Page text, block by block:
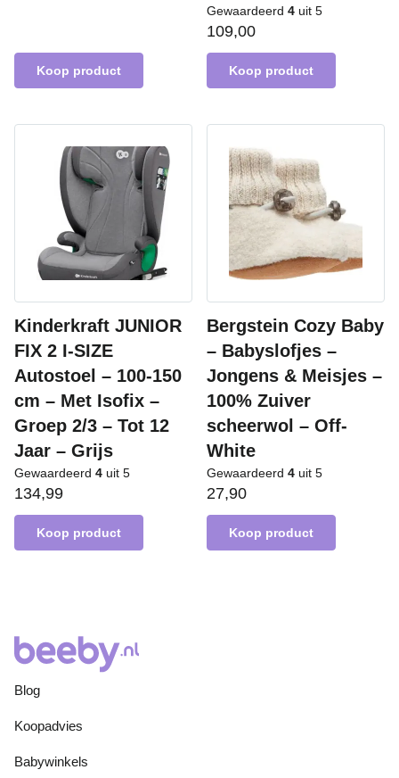
Koop product
Gewaardeerd 4 uit 5
109,00
Koop product
Kinderkraft JUNIOR
FIX 2 I-SIZE
Autostoel – 100-150
cm – Met Isofix –
Groep 2/3 – Tot 12
Jaar – Grijs
Gewaardeerd 4 uit 5
134,99
Koop product
Bergstein Cozy Baby
– Babyslofjes –
Jongens & Meisjes –
100% Zuiver
scheerwol – Off-
White
Gewaardeerd 4 uit 5
27,90
Koop product
Blog
Koopadvies
Babywinkels